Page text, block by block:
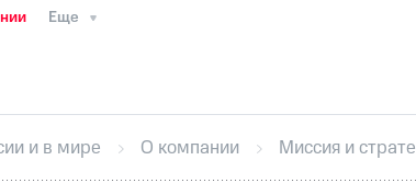
Еще
ИнтервьюФинансовая
секретарьРаскрытие информации
и в мире О компании Миссия и